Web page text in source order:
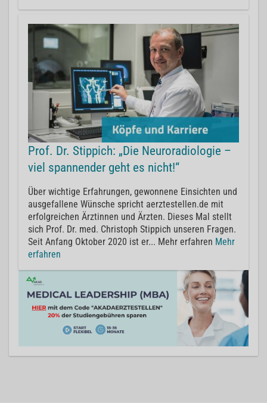
Prof. Dr. Stippich: „Die Neuroradiologie –
viel spannender geht es nicht!“
Über wichtige Erfahrungen, gewonnene Einsichten und
ausgefallene Wünsche spricht aerztestellen.de mit
erfolgreichen Ärztinnen und Ärzten. Dieses Mal stellt
sich Prof. Dr. med. Christoph Stippich unseren Fragen.
Seit Anfang Oktober 2020 ist er... Mehr erfahren Mehr
erfahren